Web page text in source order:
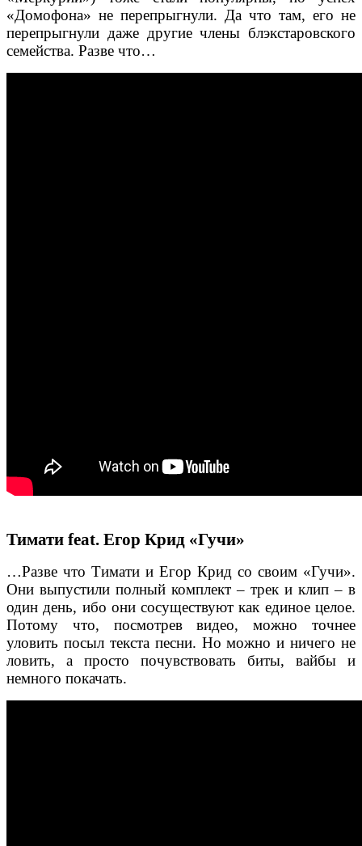
«Домофона» не перепрыгнули. Да что там, его не
перепрыгнули даже другие члены блэкстаровского
семейства. Разве что…
Тимати feat. Егор Крид «Гучи»
…Разве что Тимати и Егор Крид со своим «Гучи».
Они выпустили полный комплект – трек и клип – в
один день, ибо они сосуществуют как единое целое.
Потому что, посмотрев видео, можно точнее
уловить посыл текста песни. Но можно и ничего не
ловить, а просто почувствовать биты, вайбы и
немного покачать.